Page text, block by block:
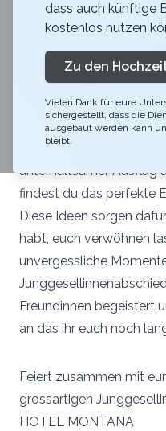
nach spannenden und
du hier genau richtig!
das passende Angebot,
luxuriöse Suite mit
Entspannung, ein
Erinnerungen, ein
unterhaltsamer Ausflug
findest du das perfekte
Diese Ideen sorgen
habt, euch verwöhnen
unvergessliche
Freundinnen begeistert
an das ihr euch noch
Feiert zusammen mit
grossartigen
HOTEL MONTANA
dass auch künftige
kostenlos nutzen
Zu den
Vielen Dank für eure
sichergestellt, dass die
ausgebaut werden kann
bleibt.